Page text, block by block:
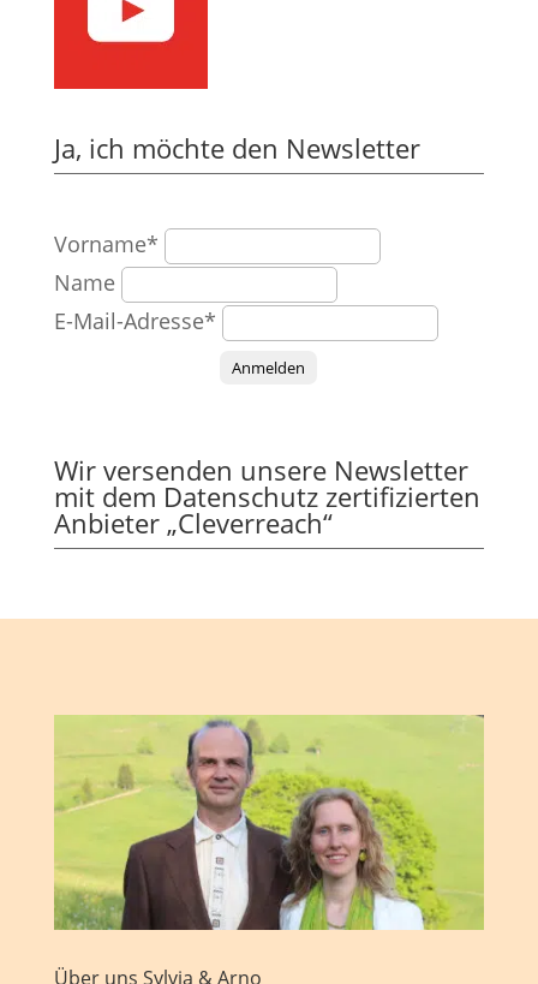
Ja, ich möchte den Newsletter
Vorname*
Name
E-Mail-Adresse*
Anmelden
Wir versenden unsere Newsletter
mit dem Datenschutz zertifizierten
Anbieter „Cleverreach“
Über uns Sylvia & Arno